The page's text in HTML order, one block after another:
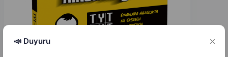
📣 Duyuru